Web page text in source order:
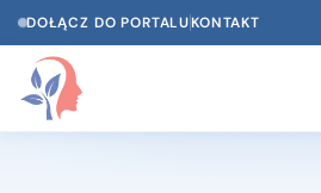
DOŁĄCZ DO PORTALUKONTAKT